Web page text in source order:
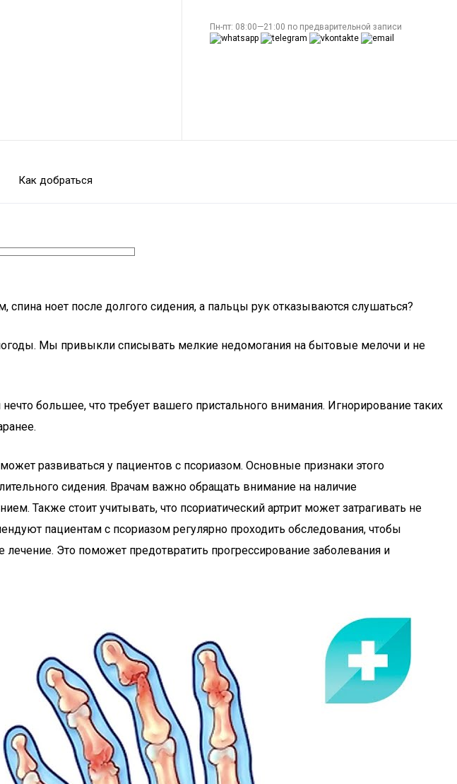
Пн-пт: 08:00—21:00 по предварительной записи
Как добраться
ноет после долгого сидения, а пальцы рук отказываются слушаться?
Мы привыкли списывать мелкие недомогания на бытовые мелочи и не
большее, что требует вашего пристального внимания. Игнорирование таких
развиваться у пациентов с псориазом. Основные признаки этого
сидения. Врачам важно обращать внимание на наличие
Также стоит учитывать, что псориатический артрит может затрагивать не
пациентам с псориазом регулярно проходить обследования, чтобы
Это поможет предотвратить прогрессирование заболевания и